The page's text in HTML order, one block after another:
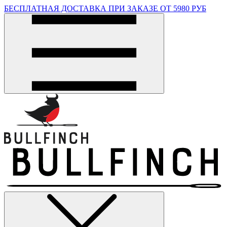
БЕСПЛАТНАЯ ДОСТАВКА ПРИ ЗАКАЗЕ ОТ 5980 РУБ